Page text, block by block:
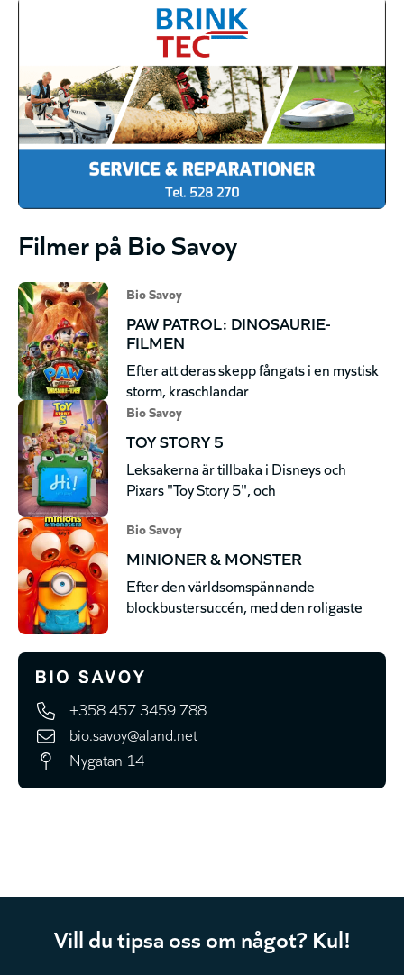
Filmer på Bio Savoy
Bio Savoy
PAW PATROL: DINOSAURIE-
FILMEN
Efter att deras skepp fångats i en mystisk
storm, kraschlandar
Bio Savoy
TOY STORY 5
Leksakerna är tillbaka i Disneys och
Pixars "Toy Story 5", och
Bio Savoy
MINIONER & MONSTER
Efter den världsomspännande
blockbustersuccén, med den roligaste
+358 457 3459 788
bio.savoy@aland.net
Nygatan 14
Vill du tipsa oss om något? Kul!